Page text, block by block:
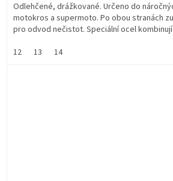
Odlehčené, drážkované. Určeno do
motokros a supermoto. Po obou stranách
pro odvod nečistot. Speciální ocel
12
13 14